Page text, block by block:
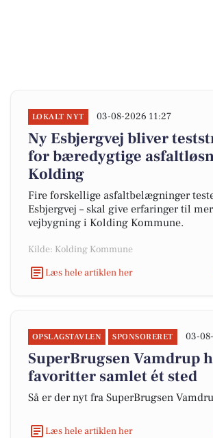
LOKALT NYT 03-08-2026 11:27
Ny Esbjergvej bliver
for bæredygtige
Kolding
Fire forskellige asfaltbelægninger
Esbjergvej – skal give erfaringer til
vejbygning i Kolding Kommune.
Kilde: Kolding Kommune
Læs hele artiklen her
OPSLAGSTAVLEN SPONSORERET 03-
SuperBrugsen Vamdrup
favoritter samlet ét sted
Så er der nyt fra SuperBrugsen
Læs hele artiklen her